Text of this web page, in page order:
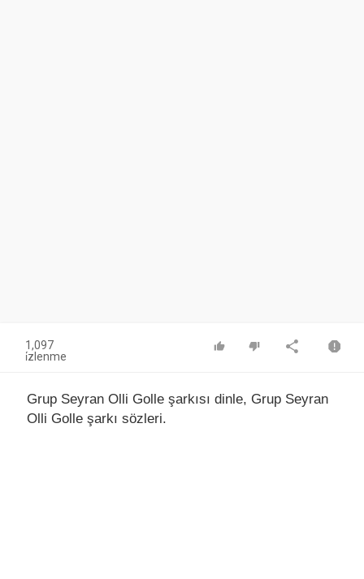
1,097
i̇zlenme
Grup Seyran Olli Golle şarkısı dinle, Grup Seyran
Olli Golle şarkı sözleri.